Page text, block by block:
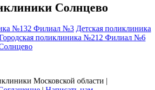
Солнцево
№132 Филиал №3 Детская поликлиника
поликлиника №212 Филиал №6
Московской области |